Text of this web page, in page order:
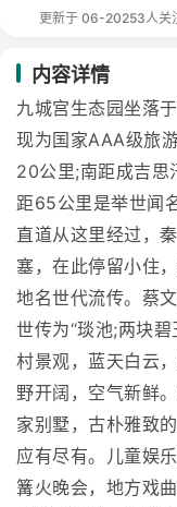
更新于 06-20253人关
内容详情
九城宫生态园坐落
现为国家AAA级旅
20公里;南距成吉
距65公里是举世闻
直道从这里经过，
塞，在此停留小住
地名世代流传。蔡
世传为“琰池;两块
村景观，蓝天白云
野开阔，空气新鲜
家别墅，古朴雅致
应有尽有。儿童娱
篝火晚会，地方戏